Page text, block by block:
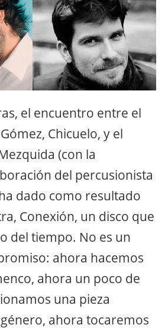
el encuentro entre el
Chicuelo, y el
(con la
del percusionista
dado como resultado
Conexión, un disco que
del tiempo. No es un
ahora hacemos
ahora un poco de
una pieza
ahora tocaremos